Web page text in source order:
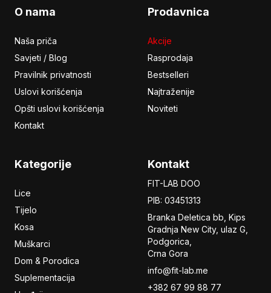
O nama
Naša priča
Savjeti / Blog
Pravilnik privatnosti
Uslovi korišćenja
Opšti uslovi korišćenja
Kontakt
Prodavnica
Akcije
Rasprodaja
Bestselleri
Najtraženije
Noviteti
Kategorije
Lice
Tijelo
Kosa
Muškarci
Dom & Porodica
Suplementacija
Kontakt
FIT-LAB DOO
PIB: 03451313
Branka Deletica bb, Kips
Gradnja New City, ulaz G,
Podgorica,
Crna Gora
info@fit-lab.me
+382 67 99 88 77